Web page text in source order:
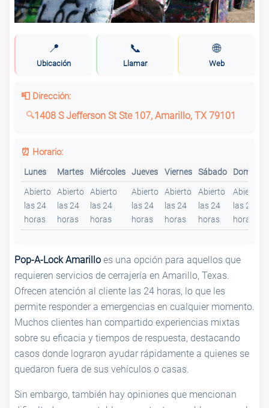
📍
Ubicación
📞
Llamar
🌐
Web
📮 Dirección:
1408 S Jefferson St Ste 107, Amarillo, TX 79101
⏰ Horario:
Lunes Martes Miércoles Jueves Viernes Sábado Domingo
Abierto
las 24
horas
Abierto
las 24
horas
Abierto
las 24
horas
Abierto
las 24
horas
Abierto
las 24
horas
Abierto
las 24
horas
Abierto
las 24
horas
Pop-A-Lock Amarillo es una opción para aquellos que
requieren servicios de cerrajería en Amarillo, Texas.
Ofrecen atención al cliente las 24 horas, lo que les
permite responder a emergencias en cualquier momento.
Muchos clientes han compartido experiencias mixtas
sobre su eficacia y tiempos de respuesta, destacando
casos donde lograron ayudar rápidamente a quienes se
quedaron fuera de sus vehículos o casas.
Sin embargo, también hay opiniones que mencionan